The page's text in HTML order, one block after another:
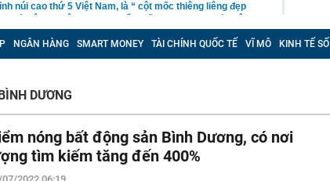
núi cao thứ 5 Việt Nam, là “ cột mốc thiêng liêng đẹp
hệ thống y khoa tư nhân sở hữu 14 bệnh viện, 2.900
bị HoSE cắt margin trong tháng 8
Việt thu hơn 1 tỷ USD ở nước ngoài trong nửa đầu
tăng hơn 120%
dự phóng VN-Index có thể chạm mốc 1.885 điểm
8
NGÂN HÀNG SMART MONEY TÀI CHÍNH QUỐC TẾ VĨ MÔ KINH TẾ SỐ
DƯƠNG
nóng bất động sản Bình Dương, có nơi
tìm kiếm tăng đến 400%